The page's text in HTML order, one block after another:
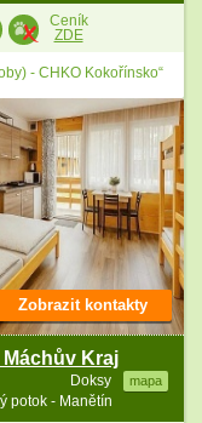
Ceník
ZDE
- CHKO Kokořínsko“
Kraj
Doksy mapa
potok - Manětín
Zobrazit kontakty